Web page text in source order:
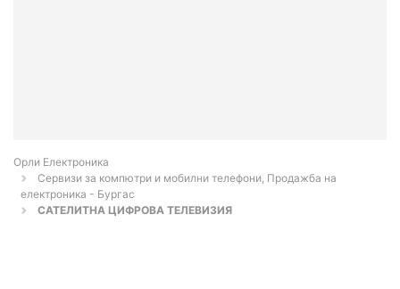
Орли Електроника
Сервизи за компютри и мобилни телефони, Продажба на
електроника - Бургас
САТЕЛИТНА ЦИФРОВА ТЕЛЕВИЗИЯ